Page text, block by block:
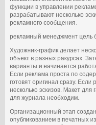
функции в управлении
разрабатывают несколько
рекламного сообщения.
рекламный менеджмент цель
Художник-график делает
объект в разных ракурсах.
варианты и начинается
Если реклама проста по
готовят оригинал сразу.
несколько эскизов. Макет
для журнала необходим.
Организационный этап
опубликованием в печатных